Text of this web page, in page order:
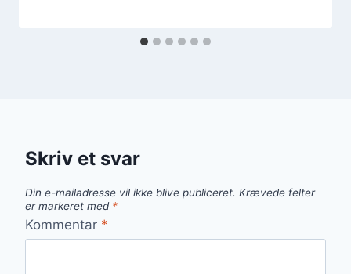
Skriv et svar
Din e-mailadresse vil ikke blive publiceret. Krævede felter
er markeret med *
Kommentar *